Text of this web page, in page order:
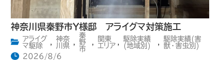
神奈川県秦野市Y様邸 アライグマ対策施工
アライグ
マ駆除
神奈
川県
秦
野
市
関東
エリア
駆除実績
(地域別)
駆除実績(害
獣・害虫別)
2026/8/6